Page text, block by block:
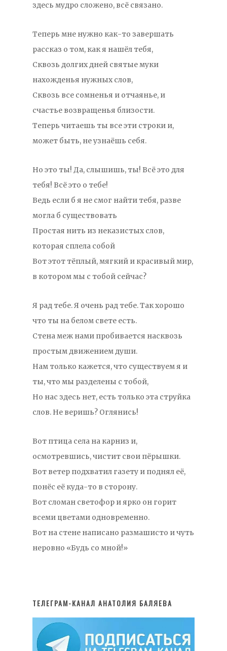
здесь мудро сложено, всё связано.
Теперь мне нужно как-то завершать
рассказ о том, как я нашёл тебя,
Сквозь долгих дней святые муки
нахожденья нужных слов,
Сквозь все сомненья и отчаянье, и
счастье возвращенья близости.
Теперь читаешь ты все эти строки и,
может быть, не узнаёшь себя.
Но это ты! Да, слышишь, ты! Всё это для
тебя! Всё это о тебе!
Ведь если б я не смог найти тебя, разве
могла б существовать
Простая нить из неказистых слов,
которая сплела собой
Вот этот тёплый, мягкий и красивый мир,
в котором мы с тобой сейчас?
Я рад тебе. Я очень рад тебе. Так хорошо
что ты на белом свете есть.
Стена меж нами пробивается насквозь
простым движением души.
Нам только кажется, что существуем я и
ты, что мы разделены с тобой,
Но нас здесь нет, есть только эта струйка
слов. Не веришь? Оглянись!
Вот птица села на карниз и,
осмотревшись, чистит свои пёрышки.
Вот ветер подхватил газету и поднял её,
понёс её куда-то в сторону.
Вот сломан светофор и ярко он горит
всеми цветами одновременно.
Вот на стене написано размашисто и чуть
неровно «Будь со мной!»
ТЕЛЕГРАМ-КАНАЛ АНАТОЛИЯ БАЛЯЕВА